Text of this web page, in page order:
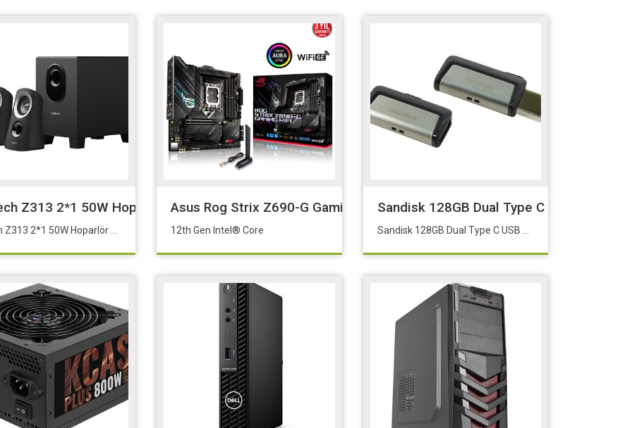
Adaptör
Z313 2*1 50W Hoparlör Siyah 980-000413 Subwoofer 50W
Asus Rog Strix Z690-G Gaming Wifi D5 1700P Hdmi Dp
12th Gen Intel® Core
Sandisk 128GB Dual Type C USB 3.1